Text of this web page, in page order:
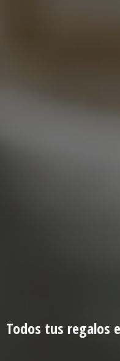
Todos tus regalos